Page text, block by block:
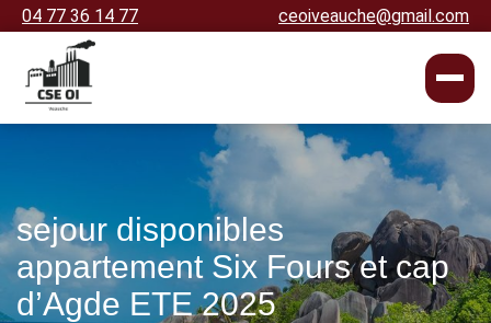
04 77 36 14 77 ceoiveauche@gmail.com
sejour disponibles
appartement Six Fours et cap
d’Agde ETE 2025